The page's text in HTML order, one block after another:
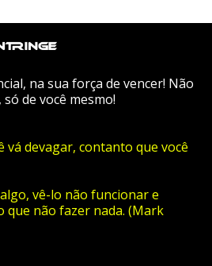
na sua força de vencer! Não
de você mesmo!
vá devagar, contanto que você
vê-lo não funcionar e
que não fazer nada. (Mark